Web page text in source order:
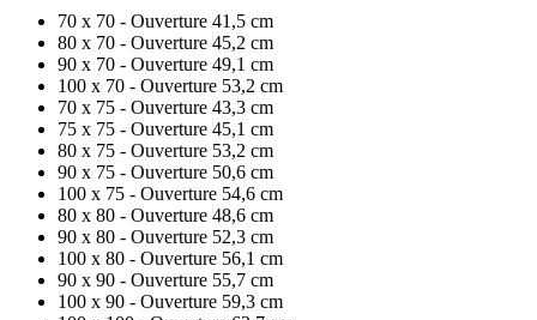
70 x 70 - Ouverture 41,5 cm
80 x 70 - Ouverture 45,2 cm
90 x 70 - Ouverture 49,1 cm
100 x 70 - Ouverture 53,2 cm
70 x 75 - Ouverture 43,3 cm
75 x 75 - Ouverture 45,1 cm
80 x 75 - Ouverture 53,2 cm
90 x 75 - Ouverture 50,6 cm
100 x 75 - Ouverture 54,6 cm
80 x 80 - Ouverture 48,6 cm
90 x 80 - Ouverture 52,3 cm
100 x 80 - Ouverture 56,1 cm
90 x 90 - Ouverture 55,7 cm
100 x 90 - Ouverture 59,3 cm